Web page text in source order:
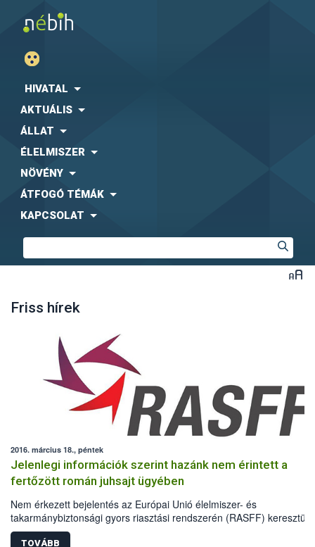
HIVATAL
AKTUÁLIS
ÁLLAT
ÉLELMISZER
NÖVÉNY
ÁTFOGÓ TÉMÁK
KAPCSOLAT
Friss hírek
2016. március 18., péntek
Jelenlegi információk szerint hazánk nem érintett a
fertőzött román juhsajt ügyében
Nem érkezett bejelentés az Európai Unió élelmiszer- és
takarmánybiztonsági gyors riasztási rendszerén (RASFF) keresztül
vonatkozóan, hogy Magyarországon is forgalomba kerültek az E.coli
baktériumfertőzésben érintett román előállítású túró terméktételek.
TOVÁBB